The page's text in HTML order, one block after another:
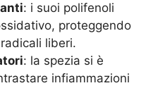
: i suoi polifenoli
proteggendo
liberi.
: la spezia si è
infiammazioni